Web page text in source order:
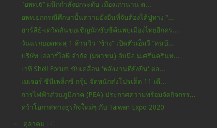
"อพท.6” ผนึกกำลังยกระดับ เมืองเก่าน่าน ต...
อพท.ยกกรณีศึกษาปั้นความยั่งยืนที่จับต้องได้ปูทาง “...
ฮาร์ลีย์-เดวิดสันขอเชิญนักขับขี่ค้นพบเมืองไทยอีกคร...
วันแรกยอดทะลุ 1 ล้านวิว “ช้าง” เปิดตัวเอ็มวี “คนบ้...
บริษัท เออาร์ไอพี จำกัด (มหาชน) จับมือ ม.ศรีนครินท...
เวที Shell Forum ขับเคลื่อน 'พลังงานที่ยั่งยืน' ตอ...
เมเจอร์ ซีนีเพล็กซ์ กรุ้ป จัดหนักส่งโปรเด็ด 11 เดื...
การไฟฟ้าส่วนภูมิภาค (PEA) ประกาศความพร้อมจัดกิจกรร...
คว้าโอกาสทางธุรกิจใหม่ๆ กับ Taiwan Expo 2020
ตุลาคม